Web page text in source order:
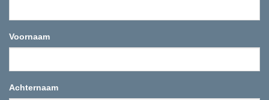
Voornaam
Achternaam